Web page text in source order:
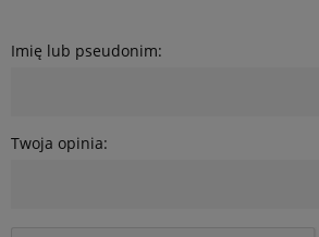
Imię lub pseudonim:
Twoja opinia: